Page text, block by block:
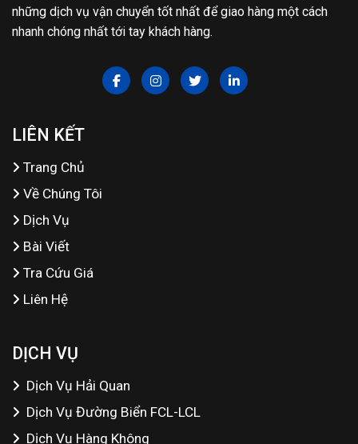
những dịch vụ vận chuyển tốt nhất để giao hàng một cách
nhanh chóng nhất tới tay khách hàng.
LIÊN KẾT
Trang Chủ
Về Chúng Tôi
Dịch Vụ
Bài Viết
Tra Cứu Giá
Liên Hệ
DỊCH VỤ
Dịch Vụ Hải Quan
Dịch Vụ Đường Biển FCL-LCL
Dịch Vụ Hàng Không